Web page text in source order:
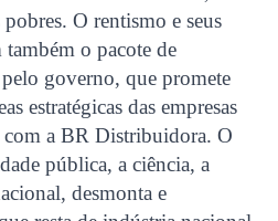
O rentismo e seus
o pacote de
governo, que promete
estratégicas das empresas
a BR Distribuidora. O
pública, a ciência, a
desmonta e